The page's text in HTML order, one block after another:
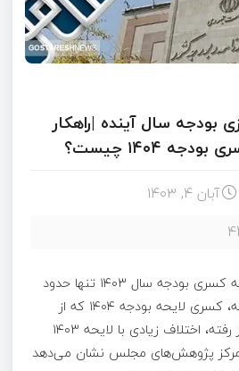
بودجه سال آینده |راهکار
۱۴۰۴ چیست؟
آبان ۴, ۱۴۰۳
در ظاهر به نظر می‌رسد که کسری بودجه سال ۱۴۰۳ تنها حدود
۳۰۰ همت باشد. در نتیجه، کسری لایحه بودجه ۱۴۰۴ که از
“هزار میلیارد تومان” فراتر رفته، اختلاف زیادی با لایحه ۱۴۰۳
مرکز پژوهش‌های مجلس نشان می‌دهد